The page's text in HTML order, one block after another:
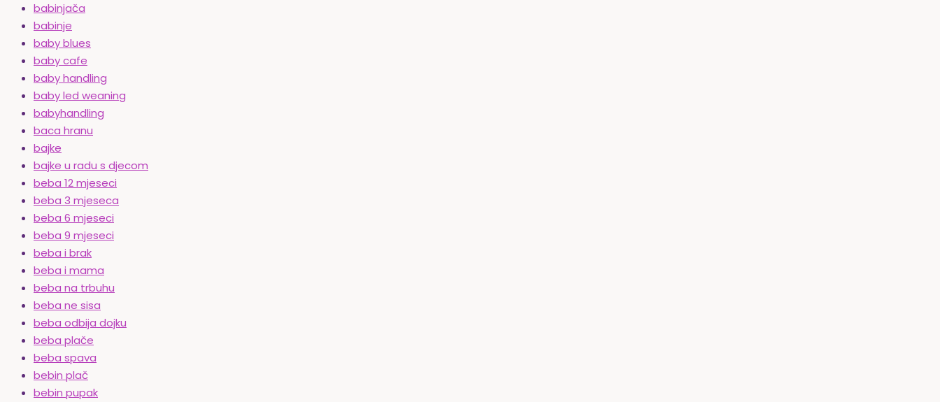
babinjača
babinje
baby blues
baby cafe
baby handling
baby led weaning
babyhandling
baca hranu
bajke
bajke u radu s djecom
beba 12 mjeseci
beba 3 mjeseca
beba 6 mjeseci
beba 9 mjeseci
beba i brak
beba i mama
beba na trbuhu
beba ne sisa
beba odbija dojku
beba plače
beba spava
bebin plač
bebin pupak